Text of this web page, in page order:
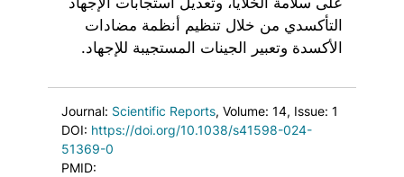
التأكسدي من خلال تنظيم أنظمة مضادات
الأكسدة وتعبير الجينات المستجيبة للإجهاد.
Journal: Scientific Reports, Volume: 14, Issue: 1
DOI: https://doi.org/10.1038/s41598-024-
51369-0
PMID: